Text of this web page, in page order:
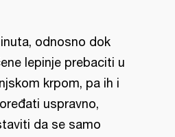
odnosno dok
lepinje prebaciti u
krpom, pa ih i
uspravno,
da se samo